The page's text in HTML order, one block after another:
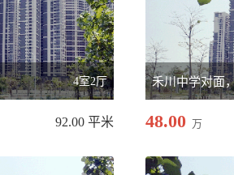
4室2厅
92.00 平米 48.00 万